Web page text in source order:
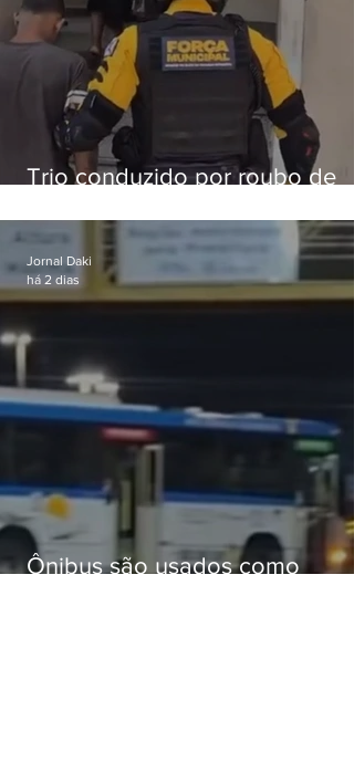
Trio conduzido por roubo de
passagens
Ônibus são usados como
Jornal Daki
há 2 dias